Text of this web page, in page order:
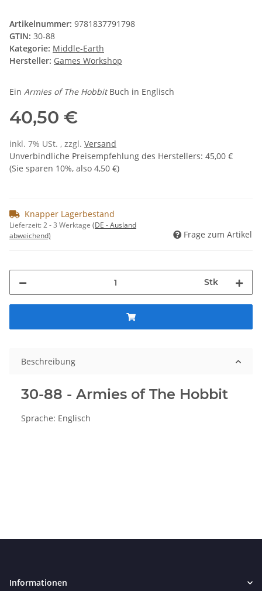
Artikelnummer: 9781837791798
GTIN: 30-88
Kategorie: Middle-Earth
Hersteller: Games Workshop
Ein Armies of The HobbitBuch in Englisch
40,50 €
inkl. 7% USt. , zzgl. Versand
Unverbindliche Preisempfehlung des Herstellers: 45,00 €
(Sie sparen 10%, also 4,50 €)
Knapper Lagerbestand
Lieferzeit:2 - 3 Werktage (DE - Ausland
abweichend)
Frage zum Artikel
Stk
Beschreibung
30-88 - Armies of The Hobbit
Sprache: Englisch
Informationen